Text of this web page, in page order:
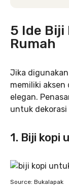
5 Ide Biji
Rumah
Jika
memiliki
elegan.
untuk
1. Biji kopi
Source: Bukalapak